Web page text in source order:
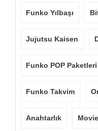
Funko Yılbaşı
Jujutsu Kaisen
Funko POP Paketleri
Funko Takvim
Anahtarlık